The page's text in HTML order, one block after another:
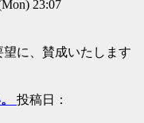
23:07
に、賛成いたします
投稿日：